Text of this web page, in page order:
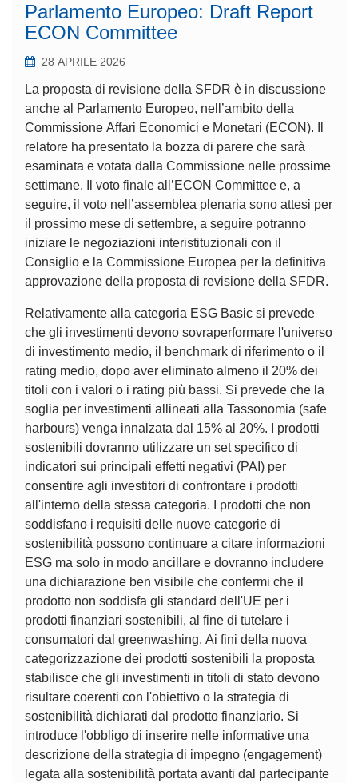
Parlamento Europeo: Draft Report
ECON Committee
28 APRILE 2026
La proposta di revisione della SFDR è in discussione
anche al Parlamento Europeo, nell’ambito della
Commissione Affari Economici e Monetari (ECON). Il
relatore ha presentato la bozza di parere che sarà
esaminata e votata dalla Commissione nelle prossime
settimane. Il voto finale all’ECON Committee e, a
seguire, il voto nell’assemblea plenaria sono attesi per
il prossimo mese di settembre, a seguire potranno
iniziare le negoziazioni interistituzionali con il
Consiglio e la Commissione Europea per la definitiva
approvazione della proposta di revisione della SFDR.
Relativamente alla categoria ESG Basic si prevede
che gli investimenti devono sovraperformare l'universo
di investimento medio, il benchmark di riferimento o il
rating medio, dopo aver eliminato almeno il 20% dei
titoli con i valori o i rating più bassi. Si prevede che la
soglia per investimenti allineati alla Tassonomia (safe
harbours) venga innalzata dal 15% al 20%. I prodotti
sostenibili dovranno utilizzare un set specifico di
indicatori sui principali effetti negativi (PAI) per
consentire agli investitori di confrontare i prodotti
all'interno della stessa categoria. I prodotti che non
soddisfano i requisiti delle nuove categorie di
sostenibilità possono continuare a citare informazioni
ESG ma solo in modo ancillare e dovranno includere
una dichiarazione ben visibile che confermi che il
prodotto non soddisfa gli standard dell'UE per i
prodotti finanziari sostenibili, al fine di tutelare i
consumatori dal greenwashing. Ai fini della nuova
categorizzazione dei prodotti sostenibili la proposta
stabilisce che gli investimenti in titoli di stato devono
risultare coerenti con l'obiettivo o la strategia di
sostenibilità dichiarati dal prodotto finanziario. Si
introduce l'obbligo di inserire nelle informative una
descrizione della strategia di impegno (engagement)
legata alla sostenibilità portata avanti dal partecipante